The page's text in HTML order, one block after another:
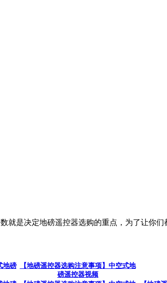
就是决定地磅遥控器选购的重点，为了让你
地磅
【地磅遥控器选购注意事项】中空式地
磅遥控器视频